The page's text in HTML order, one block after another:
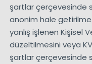
şartlar çerçevesinde
anonim hale
yanlış işlenen Kişisel
düzeltilmesini veya
şartlar çerçevesinde